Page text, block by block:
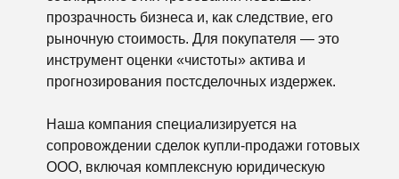
прозрачность бизнеса и, как следствие, его
рыночную стоимость. Для покупателя — это
инструмент оценки «чистоты» актива и
прогнозирования постсделочных издержек.
Наша компания специализируется на
сопровождении сделок купли-продажи готовых
ООО, включая комплексную юридическую